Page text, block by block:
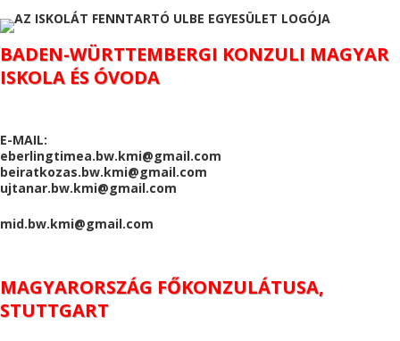
BADEN-WÜRTTEMBERGI KONZULI MAGYAR
ISKOLA ÉS ÓVODA
E-MAIL:
eberlingtimea.bw.kmi@gmail.com
beiratkozas.bw.kmi@gmail.com
ujtanar.bw.kmi@gmail.com
mid.bw.kmi@gmail.com
MAGYARORSZÁG FŐKONZULÁTUSA,
STUTTGART